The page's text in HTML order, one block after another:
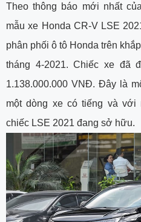
Theo thông báo mới nhất
mẫu xe Honda CR-V LSE
phân phối ô tô Honda trên
tháng 4-2021. Chiếc xe đã
1.138.000.000 VNĐ. Đây là
một dòng xe có tiếng và với
chiếc LSE 2021 đang sở hữu.